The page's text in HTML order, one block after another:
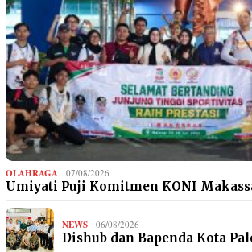
OLAHRAGA 07/08/2026
Umiyati Puji Komitmen KONI
NEWS 06/08/2026
Dishub dan Bapenda Kota